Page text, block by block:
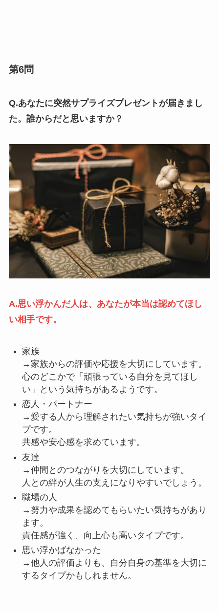
第6問
Q.あなたに突然サプライズプレゼントが届きまし
た。誰からだと思いますか？
A.思い浮かんだ人は、あなたが本当は認めてほし
い相手です。
家族
→家族からの評価や応援を大切にしています。
心のどこかで「頑張っている自分を見てほし
い」という気持ちがあるようです。
恋人・パートナー
→愛する人から理解されたい気持ちが強いタイ
プです。
共感や安心感を求めています。
友達
→仲間とのつながりを大切にしています。
人との絆が人生の支えになりやすいでしょう。
職場の人
→努力や成果を認めてもらいたい気持ちがあり
ます。
責任感が強く、向上心も高いタイプです。
思い浮かばなかった
→他人の評価よりも、自分自身の基準を大切に
するタイプかもしれません。